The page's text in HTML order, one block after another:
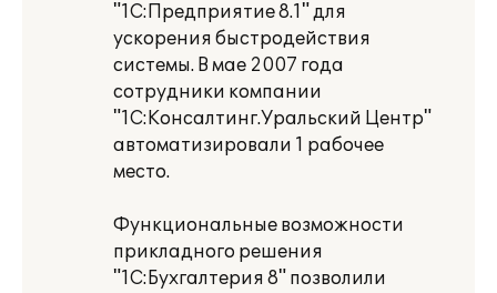
"1С:Предприятие 8.1" для
ускорения быстродействия
системы. В мае 2007 года
сотрудники компании
"1С:Консалтинг.Уральский Центр"
автоматизировали 1 рабочее
место.
Функциональные возможности
прикладного решения
"1С:Бухгалтерия 8" позволили